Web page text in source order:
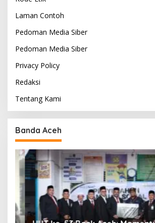
Laman Contoh
Pedoman Media Siber
Pedoman Media Siber
Privacy Policy
Redaksi
Tentang Kami
Banda Aceh